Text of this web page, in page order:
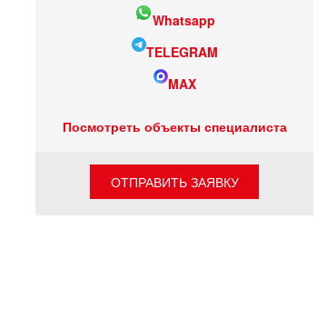
Whatsapp
TELEGRAM
MAX
Посмотреть объекты специалиста
ОТПРАВИТЬ ЗАЯВКУ